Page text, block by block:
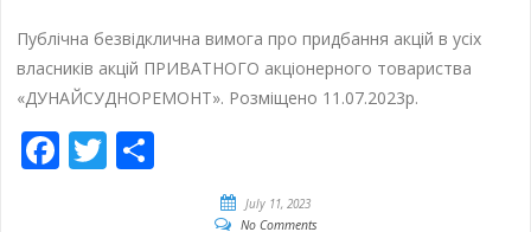
Публічна безвідклична вимога про придбання акцій в усіх
власників акцій ПРИВАТНОГО акціонерного товариства
«ДУНАЙСУДНОРЕМОНТ». Розміщено 11.07.2023р.
Facebook
Twitter
July 11, 2023
No Comments